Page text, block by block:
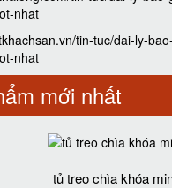
nhat
tin-tuc/dai-ly-
nhat
mới nhất
tủ treo chìa khóa